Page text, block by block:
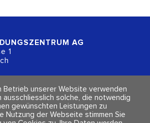
AG
1
80 80
Folge uns
Betrieb unserer Website verwenden
ausschliesslich solche, die notwendig
gewünschten Leistungen zu
Nutzung der Webseite stimmen Sie